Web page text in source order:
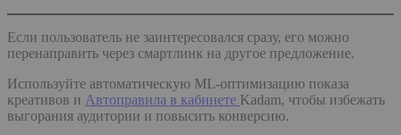
Если пользователь не заинтересовался сразу, его можно
перенаправить через смартлинк на другое предложение.
Используйте автоматическую ML-оптимизацию показа
креативов и Автоправила в кабинете Kadam, чтобы избежать
выгорания аудитории и повысить конверсию.